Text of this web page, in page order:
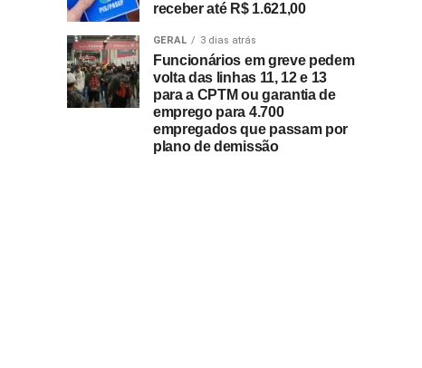
receber até R$ 1.621,00
GERAL 3 dias atrás
Funcionários em greve pedem
volta das linhas 11, 12 e 13
para a CPTM ou garantia de
emprego para 4.700
empregados que passam por
plano de demissão